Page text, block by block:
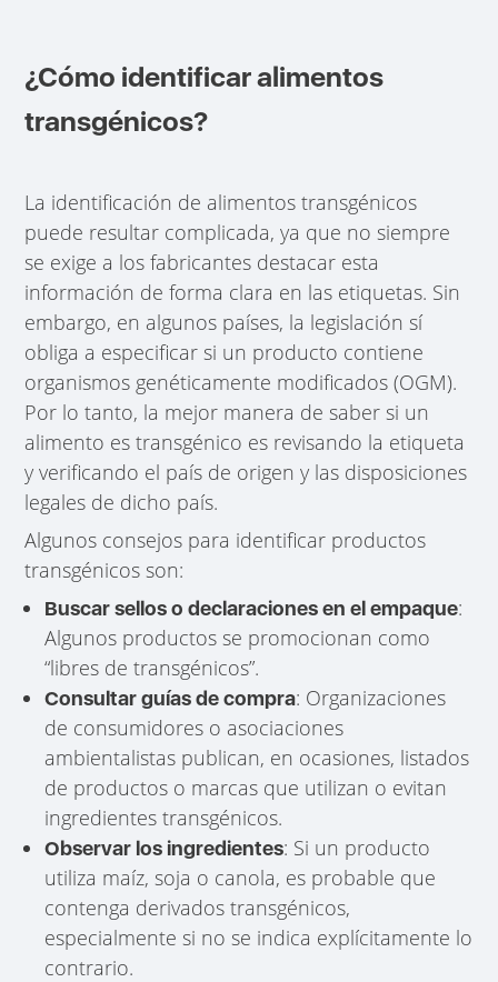
¿Cómo identificar alimentos
transgénicos?
La identificación de alimentos transgénicos
puede resultar complicada, ya que no siempre
se exige a los fabricantes destacar esta
información de forma clara en las etiquetas. Sin
embargo, en algunos países, la legislación sí
obliga a especificar si un producto contiene
organismos genéticamente modificados (OGM).
Por lo tanto, la mejor manera de saber si un
alimento es transgénico es revisando la etiqueta
y verificando el país de origen y las disposiciones
legales de dicho país.
Algunos consejos para identificar productos
transgénicos son:
Buscar sellos o declaraciones en el empaque:
Algunos productos se promocionan como
“libres de transgénicos”.
Consultar guías de compra: Organizaciones
de consumidores o asociaciones
ambientalistas publican, en ocasiones, listados
de productos o marcas que utilizan o evitan
ingredientes transgénicos.
Observar los ingredientes: Si un producto
utiliza maíz, soja o canola, es probable que
contenga derivados transgénicos,
especialmente si no se indica explícitamente lo
contrario.